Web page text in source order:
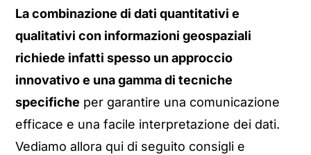
La combinazione di dati quantitativi e
qualitativi con informazioni geospaziali
richiede infatti spesso un approccio
innovativo e una gamma di tecniche
specifiche per garantire una comunicazione
efficace e una facile interpretazione dei dati.
Vediamo allora qui di seguito consigli e